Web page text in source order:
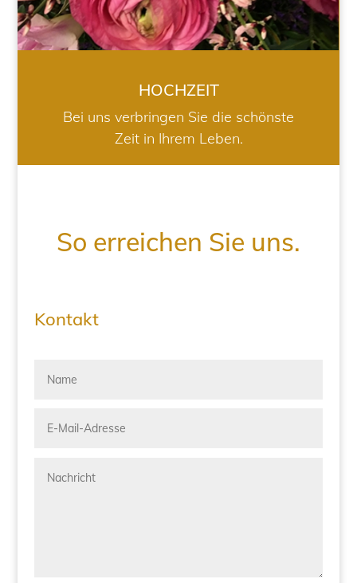
HOCHZEIT
Bei uns verbringen Sie die schönste
Zeit in Ihrem Leben.
So erreichen Sie uns.
Kontakt